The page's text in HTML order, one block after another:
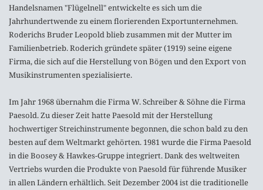
Handelsnamen "Flügelnell" entwickelte es sich um die
Jahrhundertwende zu einem florierenden Exportunternehmen.
Roderichs Bruder Leopold blieb zusammen mit der Mutter im
Familienbetrieb. Roderich gründete später (1919) seine eigene
Firma, die sich auf die Herstellung von Bögen und den Export von
Musikinstrumenten spezialisierte.
Im Jahr 1968 übernahm die Firma W. Schreiber & Söhne die Firma
Paesold. Zu dieser Zeit hatte Paesold mit der Herstellung
hochwertiger Streichinstrumente begonnen, die schon bald zu den
besten auf dem Weltmarkt gehörten. 1981 wurde die Firma Paesold
in die Boosey & Hawkes-Gruppe integriert. Dank des weltweiten
Vertriebs wurden die Produkte von Paesold für führende Musiker
in allen Ländern erhältlich. Seit Dezember 2004 ist die traditionelle